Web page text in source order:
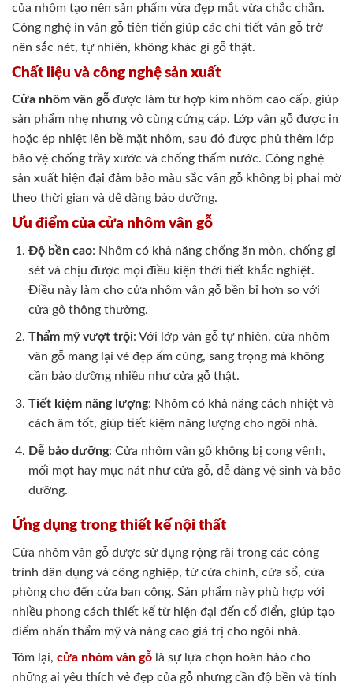
của nhôm tạo nên sản phẩm vừa đẹp mắt vừa chắc chắn.
Công nghệ in vân gỗ tiên tiến giúp các chi tiết vân gỗ trở
nên sắc nét, tự nhiên, không khác gì gỗ thật.
Chất liệu và công nghệ sản xuất
Cửa nhôm vân gỗ được làm từ hợp kim nhôm cao cấp, giúp
sản phẩm nhẹ nhưng vô cùng cứng cáp. Lớp vân gỗ được in
hoặc ép nhiệt lên bề mặt nhôm, sau đó được phủ thêm lớp
bảo vệ chống trầy xước và chống thấm nước. Công nghệ
sản xuất hiện đại đảm bảo màu sắc vân gỗ không bị phai mờ
theo thời gian và dễ dàng bảo dưỡng.
Ưu điểm của cửa nhôm vân gỗ
Độ bền cao: Nhôm có khả năng chống ăn mòn, chống gỉ
sét và chịu được mọi điều kiện thời tiết khắc nghiệt.
Điều này làm cho cửa nhôm vân gỗ bền bỉ hơn so với
cửa gỗ thông thường.
Thẩm mỹ vượt trội: Với lớp vân gỗ tự nhiên, cửa nhôm
vân gỗ mang lại vẻ đẹp ấm cúng, sang trọng mà không
cần bảo dưỡng nhiều như cửa gỗ thật.
Tiết kiệm năng lượng: Nhôm có khả năng cách nhiệt và
cách âm tốt, giúp tiết kiệm năng lượng cho ngôi nhà.
Dễ bảo dưỡng: Cửa nhôm vân gỗ không bị cong vênh,
mối mọt hay mục nát như cửa gỗ, dễ dàng vệ sinh và bảo
dưỡng.
Ứng dụng trong thiết kế nội thất
Cửa nhôm vân gỗ được sử dụng rộng rãi trong các công
trình dân dụng và công nghiệp, từ cửa chính, cửa sổ, cửa
phòng cho đến cửa ban công. Sản phẩm này phù hợp với
nhiều phong cách thiết kế từ hiện đại đến cổ điển, giúp tạo
điểm nhấn thẩm mỹ và nâng cao giá trị cho ngôi nhà.
Tóm lại, cửa nhôm vân gỗ là sự lựa chọn hoàn hảo cho
những ai yêu thích vẻ đẹp của gỗ nhưng cần độ bền và tính